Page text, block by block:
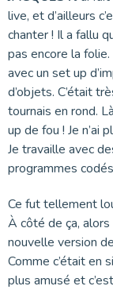
live, et d’ailleurs
chanter ! Il a fallu
pas encore la
avec un set up
d’objets. C’était
tournais en rond.
up de fou ! Je n’ai
Je travaille avec
programmes
Ce fut tellement
À côté de ça,
nouvelle version
Comme c’était en
plus amusé et